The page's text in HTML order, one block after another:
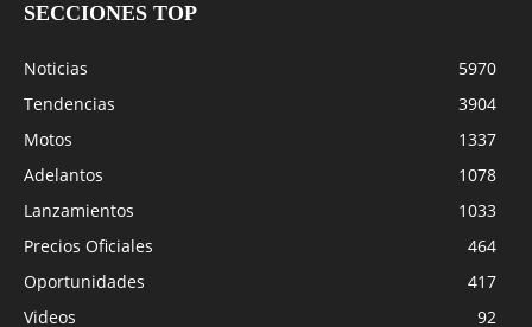
SECCIONES TOP
Noticias
5970
Tendencias
3904
Motos
1337
Adelantos
1078
Lanzamientos
1033
Precios Oficiales
464
Oportunidades
417
Videos
92